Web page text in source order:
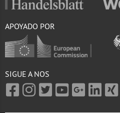
APOYADO POR
SIGUE A NOS